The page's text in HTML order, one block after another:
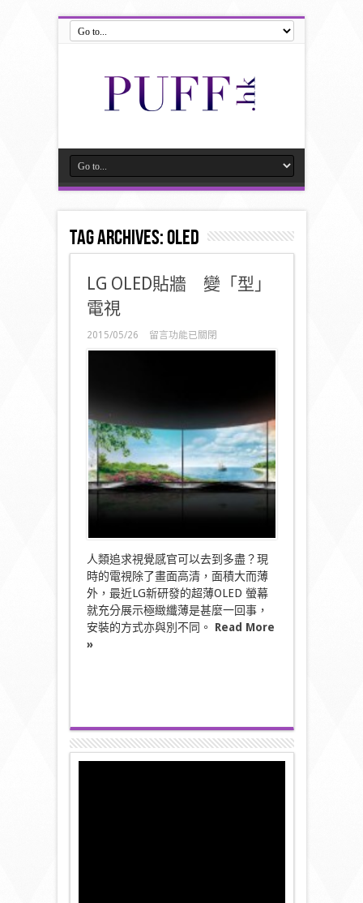
Tag Archives:oled
LG OLED貼牆 變「型」
電視
2015/05/26
在
〈LG
電
視〉
中
留言功能已關閉
人類追求視覺感官可以去到多盡？現
時的電視除了畫面高清，面積大而薄
外，最近LG新研發的超薄OLED 螢幕
就充分展示極緻纖薄是甚麼一回事，
安裝的方式亦與別不同。 Read More
»